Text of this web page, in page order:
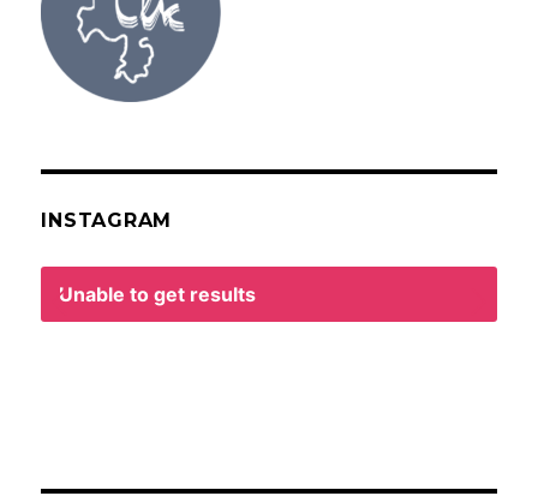
INSTAGRAM
Unable to get results